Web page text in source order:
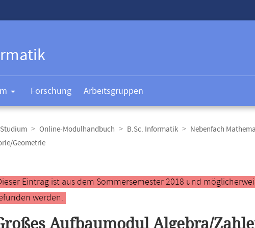
Forschung Arbeitsgruppen
Studium Online-Modulhandbuch B.Sc. Informatik
Nebenfach
Geometrie
Eintrag ist aus dem Sommersemester 2018 und
werden.
Aufbaumodul Algebra/